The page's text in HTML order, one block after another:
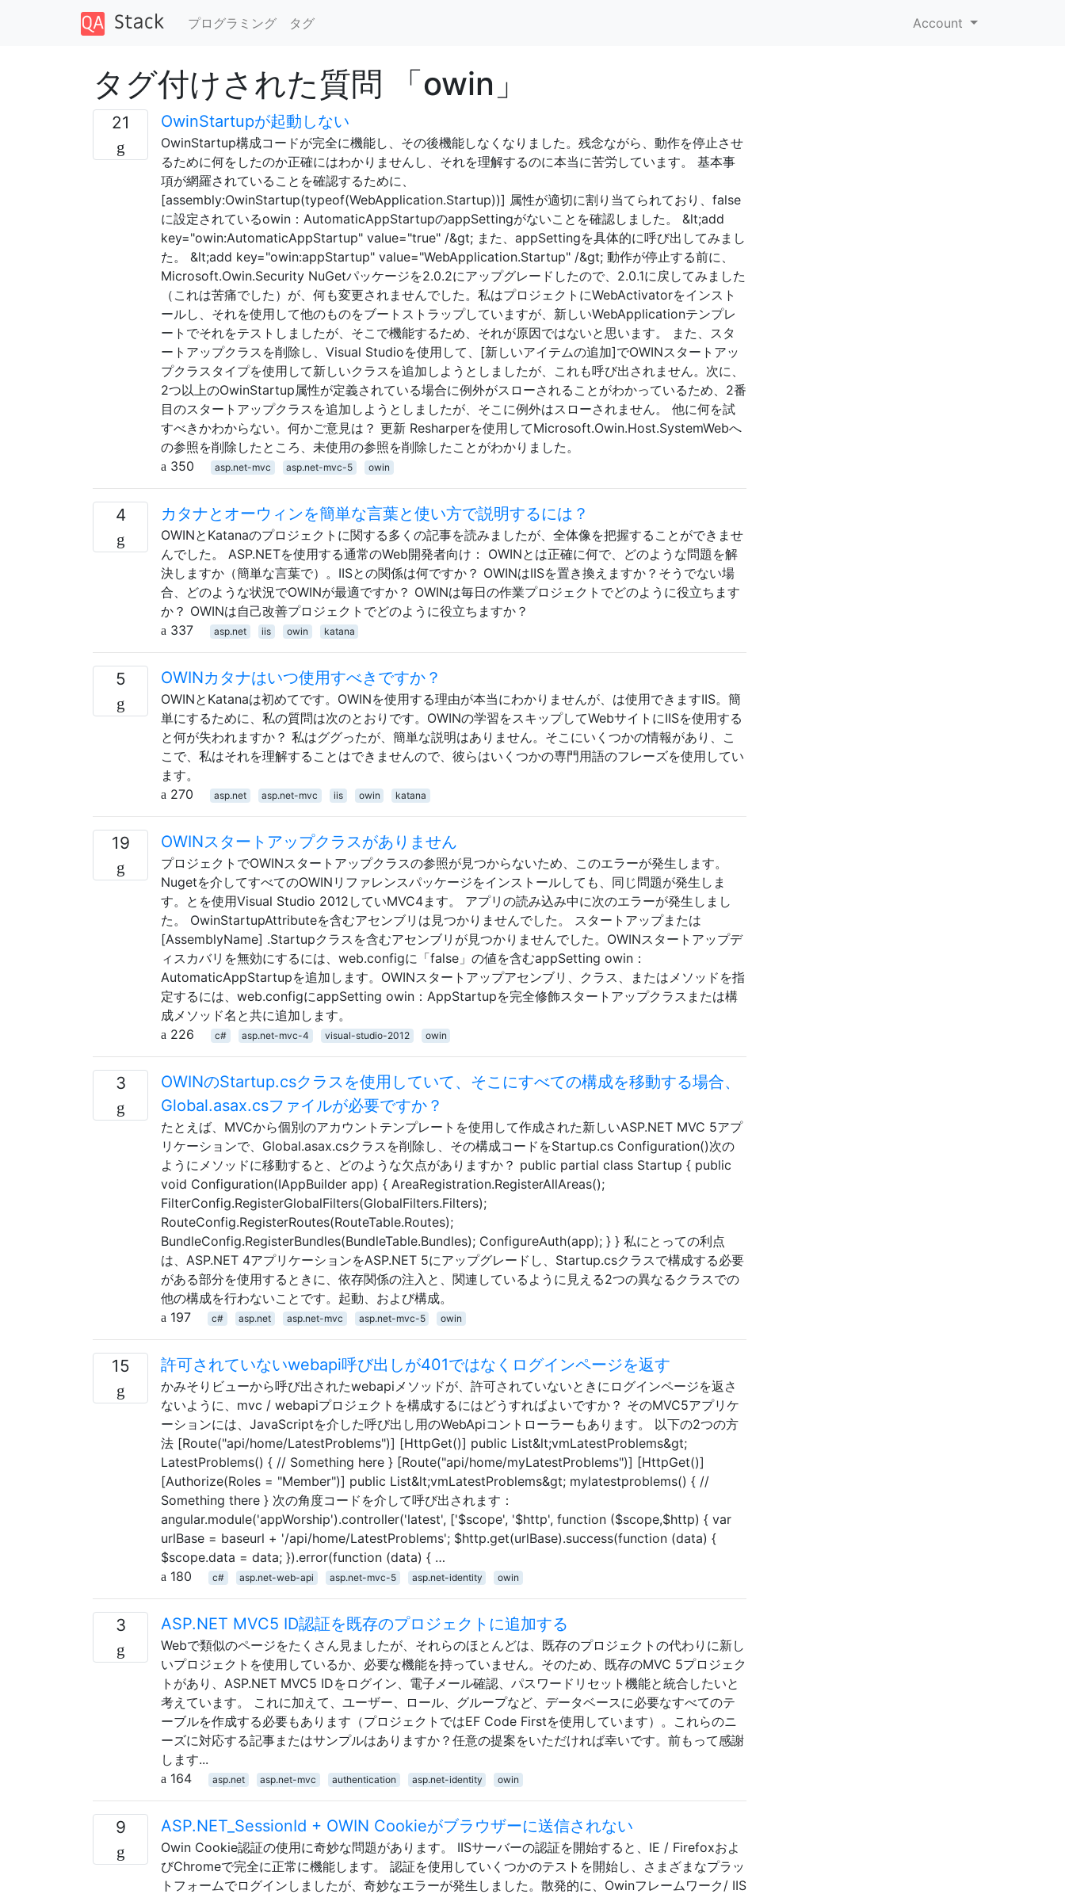
プログラミング タグ Account
タグ付けされた質問 「owin」
21 OwinStartupが起動しない
OwinStartup構成コードが完全に機能し、その後機能しなくなりました。残念ながら、動作を停止させ
るために何をしたのか正確にはわかりませんし、それを理解するのに本当に苦労しています。 基本事
項が網羅されていることを確認するために、
[assembly:OwinStartup(typeof(WebApplication.Startup))] 属性が適切に割り当てられており、false
に設定されているowin：AutomaticAppStartupのappSettingがないことを確認しました。 &lt;add
key="owin:AutomaticAppStartup" value="true" /&gt; また、appSettingを具体的に呼び出してみまし
た。 &lt;add key="owin:appStartup" value="WebApplication.Startup" /&gt; 動作が停止する前に、
Microsoft.Owin.Security NuGetパッケージを2.0.2にアップグレードしたので、2.0.1に戻してみました
（これは苦痛でした）が、何も変更されませんでした。私はプロジェクトにWebActivatorをインスト
ールし、それを使用して他のものをブートストラップしていますが、新しいWebApplicationテンプレ
ートでそれをテストしましたが、そこで機能するため、それが原因ではないと思います。 また、スタ
ートアップクラスを削除し、Visual Studioを使用して、[新しいアイテムの追加]でOWINスタートアッ
プクラスタイプを使用して新しいクラスを追加しようとしましたが、これも呼び出されません。次に、
2つ以上のOwinStartup属性が定義されている場合に例外がスローされることがわかっているため、2番
目のスタートアップクラスを追加しようとしましたが、そこに例外はスローされません。 他に何を試
すべきかわからない。何かご意見は？ 更新 Resharperを使用してMicrosoft.Owin.Host.SystemWebへ
の参照を削除したところ、未使用の参照を削除したことがわかりました。
350
asp.net-mvc asp.net-mvc-5 owin
4 カタナとオーウィンを簡単な言葉と使い方で説明するには？
OWINとKatanaのプロジェクトに関する多くの記事を読みましたが、全体像を把握することができませ
んでした。 ASP.NETを使用する通常のWeb開発者向け： OWINとは正確に何で、どのような問題を解
決しますか（簡単な言葉で）。IISとの関係は何ですか？ OWINはIISを置き換えますか？そうでない場
合、どのような状況でOWINが最適ですか？ OWINは毎日の作業プロジェクトでどのように役立ちます
か？ OWINは自己改善プロジェクトでどのように役立ちますか？
337
asp.net iis owin katana
5 OWINカタナはいつ使用すべきですか？
OWINとKatanaは初めてです。OWINを使用する理由が本当にわかりませんが、は使用できますIIS。簡
単にするために、私の質問は次のとおりです。OWINの学習をスキップしてWebサイトにIISを使用する
と何が失われますか？ 私はググったが、簡単な説明はありません。そこにいくつかの情報があり、こ
こで、私はそれを理解することはできませんので、彼らはいくつかの専門用語のフレーズを使用してい
ます。
270
asp.net asp.net-mvc iis owin katana
19 OWINスタートアップクラスがありません
プロジェクトでOWINスタートアップクラスの参照が見つからないため、このエラーが発生します。
Nugetを介してすべてのOWINリファレンスパッケージをインストールしても、同じ問題が発生しま
す。とを使用Visual Studio 2012していMVC4ます。 アプリの読み込み中に次のエラーが発生しまし
た。 OwinStartupAttributeを含むアセンブリは見つかりませんでした。 スタートアップまたは
[AssemblyName] .Startupクラスを含むアセンブリが見つかりませんでした。OWINスタートアップデ
ィスカバリを無効にするには、web.configに「false」の値を含むappSetting owin：
AutomaticAppStartupを追加します。OWINスタートアップアセンブリ、クラス、またはメソッドを指
定するには、web.configにappSetting owin：AppStartupを完全修飾スタートアップクラスまたは構
成メソッド名と共に追加します。
226
c# asp.net-mvc-4 visual-studio-2012 owin
3
OWINのStartup.csクラスを使用していて、そこにすべての構成を移動する場合、
Global.asax.csファイルが必要ですか？
たとえば、MVCから個別のアカウントテンプレートを使用して作成された新しいASP.NET MVC 5アプ
リケーションで、Global.asax.csクラスを削除し、その構成コードをStartup.cs Configuration()次の
ようにメソッドに移動すると、どのような欠点がありますか？ public partial class Startup { public
void Configuration(IAppBuilder app) { AreaRegistration.RegisterAllAreas();
FilterConfig.RegisterGlobalFilters(GlobalFilters.Filters);
RouteConfig.RegisterRoutes(RouteTable.Routes);
BundleConfig.RegisterBundles(BundleTable.Bundles); ConfigureAuth(app); } } 私にとっての利点
は、ASP.NET 4アプリケーションをASP.NET 5にアップグレードし、Startup.csクラスで構成する必要
がある部分を使用するときに、依存関係の注入と、関連しているように見える2つの異なるクラスでの
他の構成を行わないことです。起動、および構成。
197
c# asp.net asp.net-mvc asp.net-mvc-5 owin
15 許可されていないwebapi呼び出しが401ではなくログインページを返す
かみそりビューから呼び出されたwebapiメソッドが、許可されていないときにログインページを返さ
ないように、mvc / webapiプロジェクトを構成するにはどうすればよいですか？ そのMVC5アプリケ
ーションには、JavaScriptを介した呼び出し用のWebApiコントローラーもあります。 以下の2つの方
法 [Route("api/home/LatestProblems")] [HttpGet()] public List&lt;vmLatestProblems&gt;
LatestProblems() { // Something here } [Route("api/home/myLatestProblems")] [HttpGet()]
[Authorize(Roles = "Member")] public List&lt;vmLatestProblems&gt; mylatestproblems() { //
Something there } 次の角度コードを介して呼び出されます：
angular.module('appWorship').controller('latest', ['$scope', '$http', function ($scope,$http) { var
urlBase = baseurl + '/api/home/LatestProblems'; $http.get(urlBase).success(function (data) {
$scope.data = data; }).error(function (data) { …
180
c# asp.net-web-api asp.net-mvc-5 asp.net-identity owin
3 ASP.NET MVC5 ID認証を既存のプロジェクトに追加する
Webで類似のページをたくさん見ましたが、それらのほとんどは、既存のプロジェクトの代わりに新し
いプロジェクトを使用しているか、必要な機能を持っていません。そのため、既存のMVC 5プロジェク
トがあり、ASP.NET MVC5 IDをログイン、電子メール確認、パスワードリセット機能と統合したいと
考えています。 これに加えて、ユーザー、ロール、グループなど、データベースに必要なすべてのテ
ーブルを作成する必要もあります（プロジェクトではEF Code Firstを使用しています）。これらのニ
ーズに対応する記事またはサンプルはありますか？任意の提案をいただければ幸いです。前もって感謝
します...
164
asp.net asp.net-mvc authentication asp.net-identity owin
9 ASP.NET_SessionId + OWIN Cookieがブラウザーに送信されない
Owin Cookie認証の使用に奇妙な問題があります。 IISサーバーの認証を開始すると、IE / Firefoxおよ
びChromeで完全に正常に機能します。 認証を使用していくつかのテストを開始し、さまざまなプラッ
トフォームでログインしましたが、奇妙なエラーが発生しました。散発的に、Owinフレームワーク/ IIS